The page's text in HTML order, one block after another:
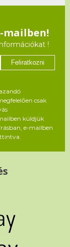
mailben!
!
Feliratkozni
csak
küldjük
e-mailben